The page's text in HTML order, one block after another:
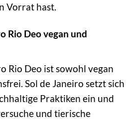
Vorrat hast.
Rio Deo vegan und
Rio Deo ist sowohl vegan
Sol de Janeiro setzt sich
Praktiken ein und
und tierische